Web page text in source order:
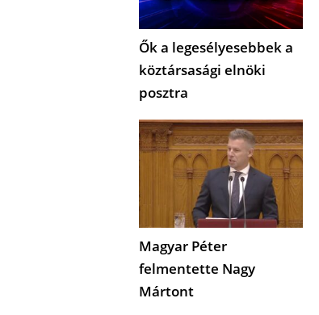
Ők a legesélyesebbek a
köztársasági elnöki
posztra
Magyar Péter
felmentette Nagy
Mártont